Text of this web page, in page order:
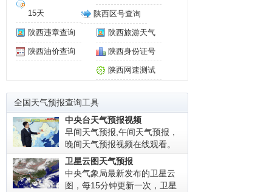
15天
陕西区号查询
陕西旅游天气
陕西违章查询
陕西身份证号
陕西油价查询
陕西网速测试
全国天气预报查询工具
中央台天气预报视频
早间天气预报,午间天气预报，
晚间天气预报视频在线观看。
卫星云图天气预报
中央气象局最新发布的卫星云
图，每15分钟更新一次，卫星